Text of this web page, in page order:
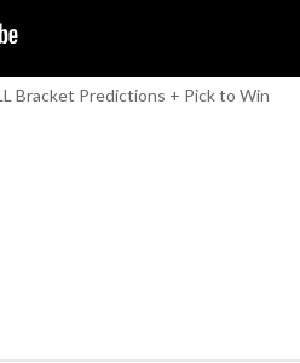
Bracket Predictions + Pick to Win